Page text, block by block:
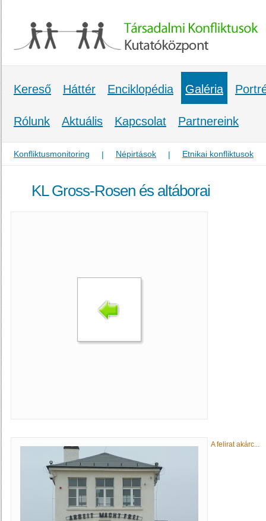
Kereső Háttér Enciklopédia Galéria
Rólunk Aktuális Kapcsolat Partnereink
Konfliktusmonitoring | Népirtások | Etnikai konfliktusok
KL Gross-Rosen és altáborai
A felirat akárc...